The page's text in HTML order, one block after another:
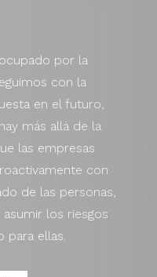
por la
con la
en el futuro,
más allá de la
las empresas
con
de las personas,
los riesgos
para ellas.